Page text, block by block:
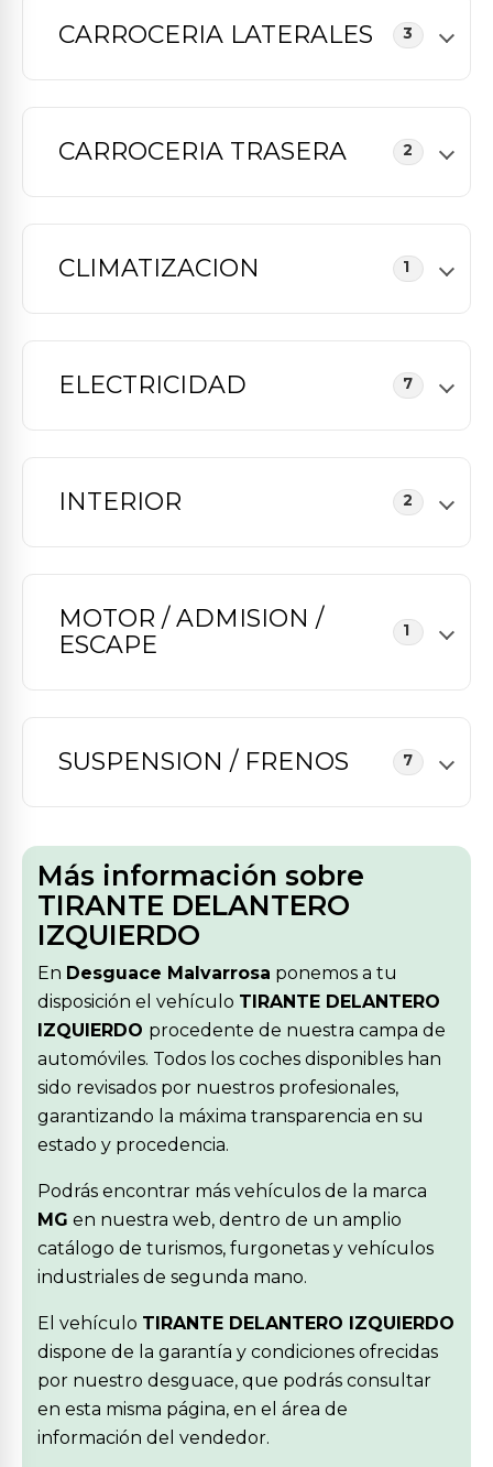
CARROCERIA LATERALES 3
CARROCERIA TRASERA 2
CLIMATIZACION 1
ELECTRICIDAD 7
INTERIOR 2
MOTOR / ADMISION /
ESCAPE
1
SUSPENSION / FRENOS 7
Más información sobre
TIRANTE DELANTERO
IZQUIERDO
En Desguace Malvarrosa ponemos a tu
disposición el vehículo TIRANTE DELANTERO
IZQUIERDO procedente de nuestra campa de
automóviles. Todos los coches disponibles han
sido revisados por nuestros profesionales,
garantizando la máxima transparencia en su
estado y procedencia.
Podrás encontrar más vehículos de la marca
MG en nuestra web, dentro de un amplio
catálogo de turismos, furgonetas y vehículos
industriales de segunda mano.
El vehículo TIRANTE DELANTERO IZQUIERDO
dispone de la garantía y condiciones ofrecidas
por nuestro desguace, que podrás consultar
en esta misma página, en el área de
información del vendedor.